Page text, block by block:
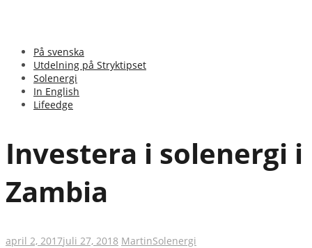
På svenska
Utdelning på Stryktipset
Solenergi
In English
Lifeedge
Investera i solenergi i
Zambia
april 2, 2017juli 27, 2018 MartinSolenergi